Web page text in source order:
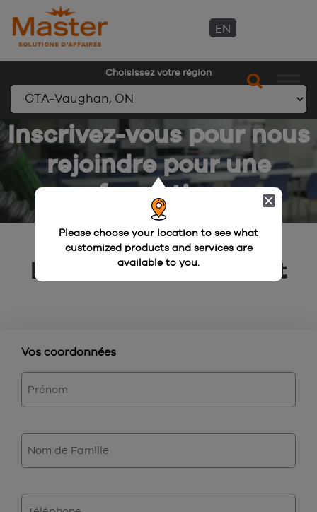
EN
Choisissez votre région
Please choose your location to see what
customized products and services are
available to you.
Aller
au
contenu
Inscrivez-vous pour nous
rejoindre pour une
formation
Demande d’événement
Vos coordonnées
Name
Name